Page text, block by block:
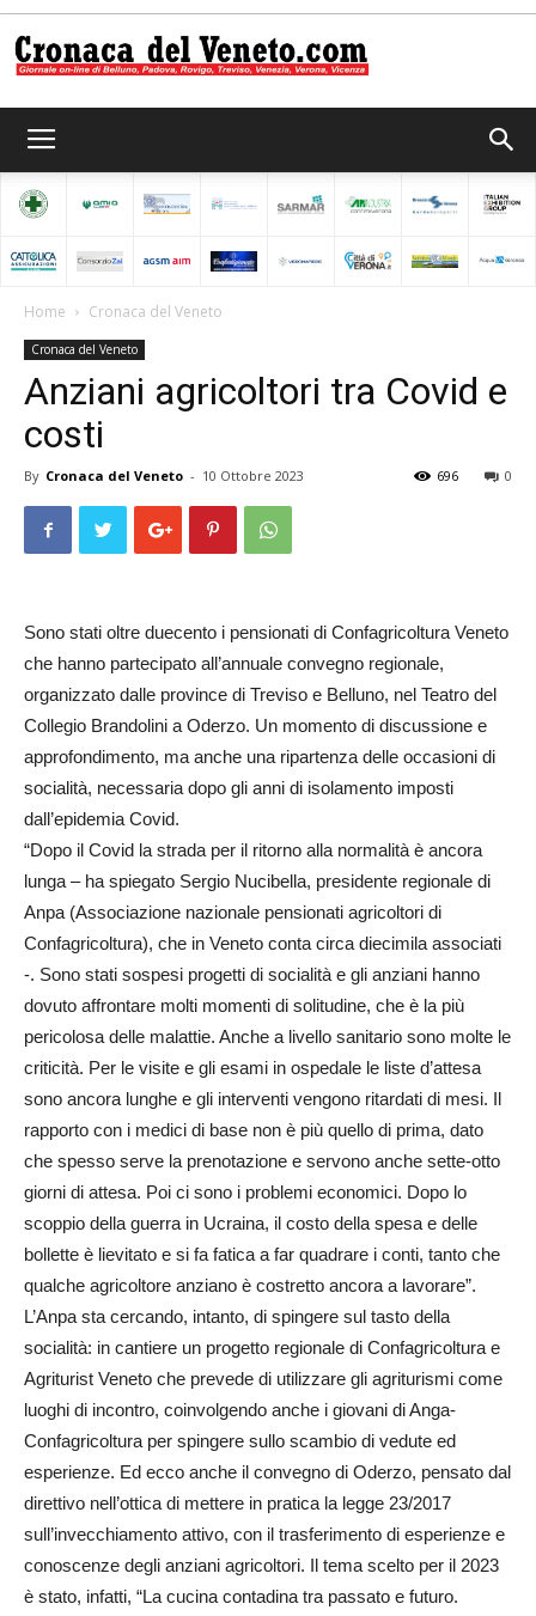
del
Home Cronaca del Veneto
Cronaca del Veneto
Anziani agricoltori tra Covid e
costi
By Cronaca del Veneto - 10 Ottobre 2023 0
696
Sono stati oltre duecento i pensionati di Confagricoltura Veneto
che hanno partecipato all’annuale convegno regionale,
organizzato dalle province di Treviso e Belluno, nel Teatro del
Collegio Brandolini a Oderzo. Un momento di discussione e
approfondimento, ma anche una ripartenza delle occasioni di
socialità, necessaria dopo gli anni di isolamento imposti
dall’epidemia Covid.
“Dopo il Covid la strada per il ritorno alla normalità è ancora
lunga – ha spiegato Sergio Nucibella, presidente regionale di
Anpa (Associazione nazionale pensionati agricoltori di
Confagricoltura), che in Veneto conta circa diecimila associati
-. Sono stati sospesi progetti di socialità e gli anziani hanno
dovuto affrontare molti momenti di solitudine, che è la più
pericolosa delle malattie. Anche a livello sanitario sono molte le
criticità. Per le visite e gli esami in ospedale le liste d’attesa
sono ancora lunghe e gli interventi vengono ritardati di mesi. Il
rapporto con i medici di base non è più quello di prima, dato
che spesso serve la prenotazione e servono anche sette-otto
giorni di attesa. Poi ci sono i problemi economici. Dopo lo
scoppio della guerra in Ucraina, il costo della spesa e delle
bollette è lievitato e si fa fatica a far quadrare i conti, tanto che
qualche agricoltore anziano è costretto ancora a lavorare”.
L’Anpa sta cercando, intanto, di spingere sul tasto della
socialità: in cantiere un progetto regionale di Confagricoltura e
Agriturist Veneto che prevede di utilizzare gli agriturismi come
luoghi di incontro, coinvolgendo anche i giovani di Anga-
Confagricoltura per spingere sullo scambio di vedute ed
esperienze. Ed ecco anche il convegno di Oderzo, pensato dal
direttivo nell’ottica di mettere in pratica la legge 23/2017
sull’invecchiamento attivo, con il trasferimento di esperienze e
conoscenze degli anziani agricoltori. Il tema scelto per il 2023
è stato, infatti, “La cucina contadina tra passato e futuro.